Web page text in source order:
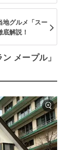
地グルメ「スー
解説！
メープル」